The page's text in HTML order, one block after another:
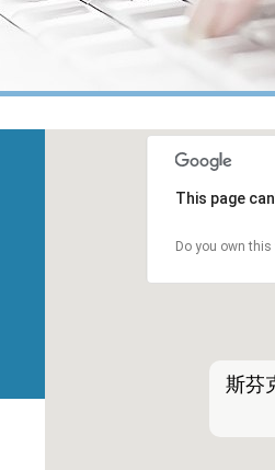
斯芬
This page
Do you own this